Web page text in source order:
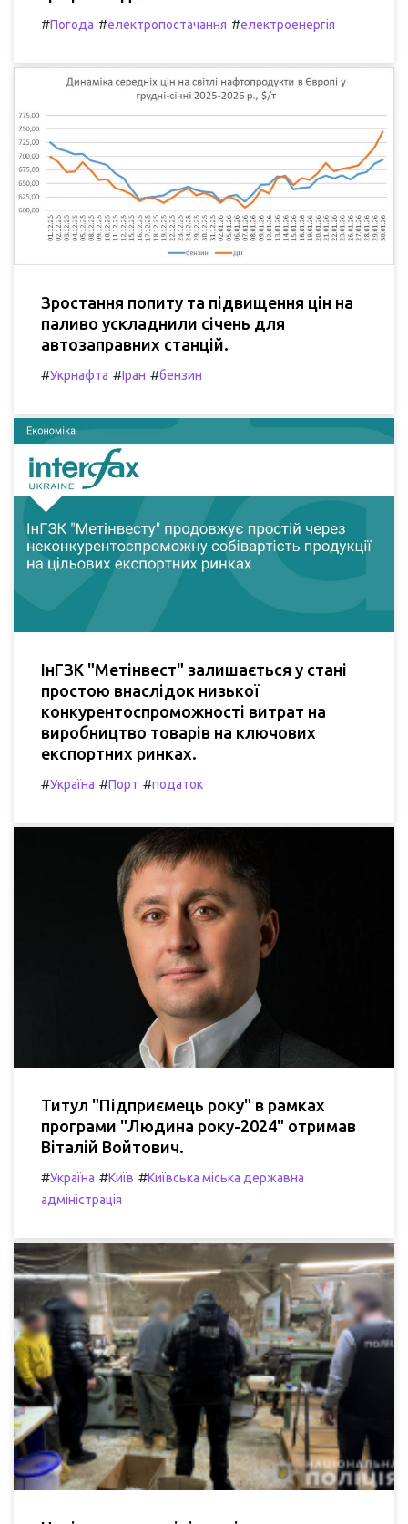
#Погода #електропостачання #електроенергія
Зростання попиту та підвищення цін на
паливо ускладнили січень для
автозаправних станцій.
#Укрнафта #Іран #бензин
ІнГЗК "Метінвест" залишається у стані
простою внаслідок низької
конкурентоспроможності витрат на
виробництво товарів на ключових
експортних ринках.
#Україна #Порт #податок
Титул "Підприємець року" в рамках
програми "Людина року-2024" отримав
Віталій Войтович.
#Україна #Київ #Київська міська державна
адміністрація